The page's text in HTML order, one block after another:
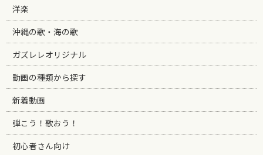
洋楽
沖縄の歌・海の歌
ガズレレオリジナル
動画の種類から探す
新着動画
弾こう！歌おう！
初心者さん向け